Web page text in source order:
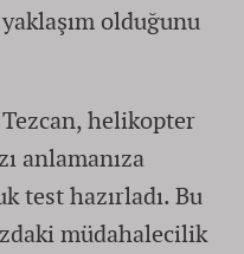
olduğunu
helikopter
anlamanıza
test hazırladı. Bu
müdahalecilik